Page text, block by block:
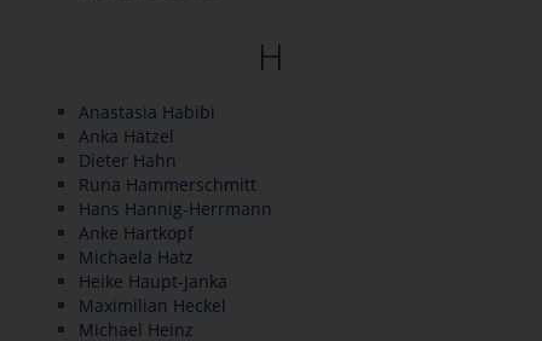
H
Anastasia Habibi
Anka Hätzel
Dieter Hahn
Runa Hammerschmitt
Hans Hannig-Herrmann
Anke Hartkopf
Michaela Hatz
Heike Haupt-Janka
Maximilian Heckel
Michael Heinz